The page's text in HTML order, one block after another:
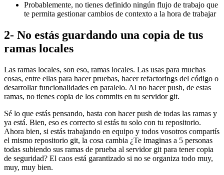
Probablemente, no tienes definido ningún flujo de trabajo que
te permita gestionar cambios de contexto a la hora de trabajar
2- No estás guardando una copia de tus
ramas locales
Las ramas locales, son eso, ramas locales. Las usas para muchas
cosas, entre ellas para hacer pruebas, hacer refactorings del código o
desarrollar funcionalidades en paralelo. Al no hacer push, de estas
ramas, no tienes copia de los commits en tu servidor git.
Sé lo que estás pensando, basta con hacer push de todas las ramas y
ya está. Bien, eso es correcto si estás tu solo con tu repositorio.
Ahora bien, si estás trabajando en equipo y todos vosotros compartís
el mismo repositorio git, la cosa cambia ¿Te imaginas a 5 personas
todas subiendo sus ramas de prueba al servidor git para tener copia
de seguridad? El caos está garantizado si no se organiza todo muy,
muy, muy bien.